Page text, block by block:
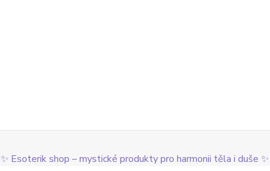
✨ Esoterik shop – mystické produkty pro harmonii těla i duše ✨